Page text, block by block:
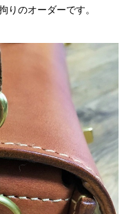
りのオーダーです。